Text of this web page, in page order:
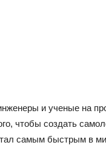
и ученые на
чтобы создать
самым быстрым в